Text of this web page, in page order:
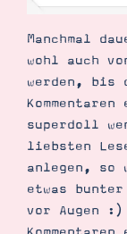
Manchmal
wohl auch
werden, bis
superdoll
liebsten
anlegen, so
etwas
vor Augen :)